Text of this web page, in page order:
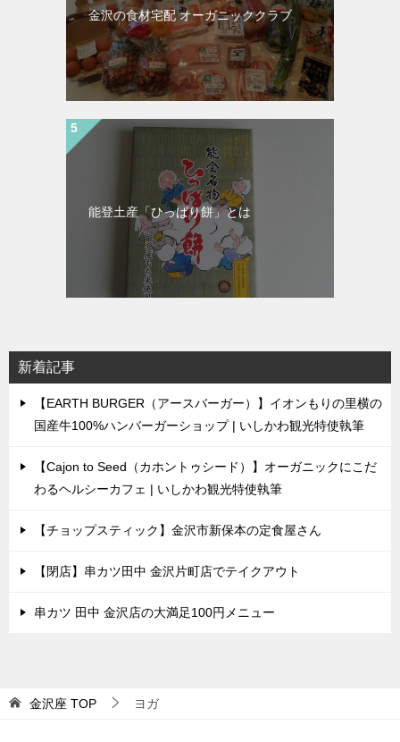
金沢の食材宅配 オーガニッククラブ
能登土産「ひっぱり餅」とは
新着記事
【EARTH BURGER（アースバーガー）】イオンもりの里横の
国産牛100%ハンバーガーショップ | いしかわ観光特使執筆
【Cajon to Seed（カホントゥシード）】オーガニックにこだ
わるヘルシーカフェ | いしかわ観光特使執筆
【チョップスティック】金沢市新保本の定食屋さん
【閉店】串カツ田中 金沢片町店でテイクアウト
串カツ 田中 金沢店の大満足100円メニュー
金沢座 TOP ヨガ